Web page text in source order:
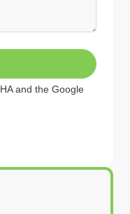
and the Google